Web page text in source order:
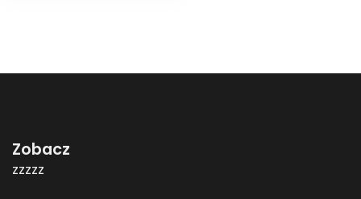
Zobacz
zzzzz